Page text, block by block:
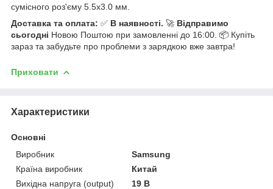
сумісного роз'єму 5.5x3.0 мм.
Доставка та оплата: ✅ В наявності. 🚀 Відправимо
сьогодні Новою Поштою при замовленні до 16:00. 📦 Купіть
зараз та забудьте про проблеми з зарядкою вже завтра!
Приховати
Характеристики
Основні
Виробник
Samsung
Країна виробник
Китай
Вихідна напруга (output)
19 В